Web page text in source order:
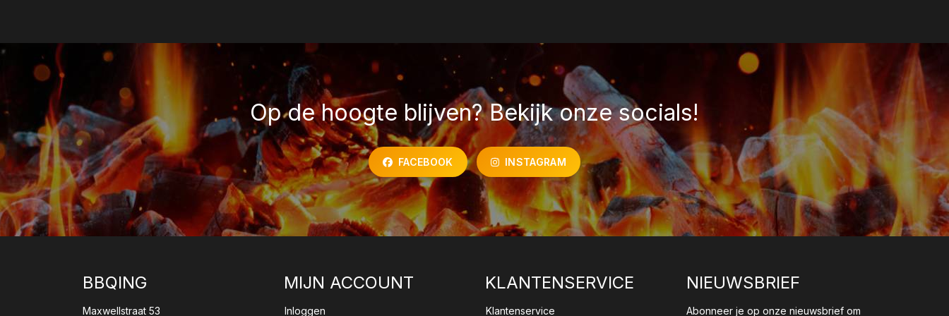
Op de hoogte blijven? Bekijk onze socials!
FACEBOOK INSTAGRAM
BBQING
Maxwellstraat 53
MIJN ACCOUNT
Inloggen
KLANTENSERVICE
Klantenservice
NIEUWSBRIEF
Abonneer je op onze nieuwsbrief om